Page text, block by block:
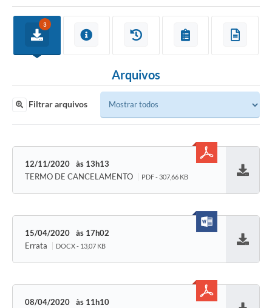
3
Arquivos
Filtrar arquivos
12/11/2020
13h13
TERMO DE CANCELAMENTO
PDF - 307,66 KB
15/04/2020
17h02
Errata
DOCX - 13,07 KB
08/04/2020
11h10